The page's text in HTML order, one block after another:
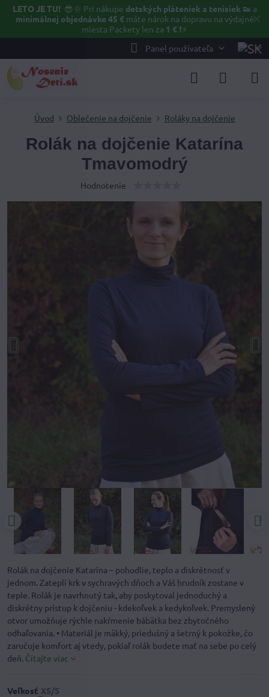
✕
LETO JE TU! 😎🌞 Pri nákupe detských pláteniek a tenisiek 👟 a
minimálnej objednávke 45 €máte nárok na dopravu na výdajné
miesta Packety len za 1 € ❗⚡️
Panel používateľa
Úvod Oblečenie na dojčenie Roláky na dojčenie
Rolák na dojčenie Katarína
Tmavomodrý
Hodnotenie
Rolák na dojčenie Katarína – pohodlie, teplo a diskrétnosť v
jednom. Zateplí krk v sychravých dňoch a Váš hrudník zostane v
teple. Rolák je navrhnutý tak, aby poskytoval jednoduchý a
diskrétny prístup k dojčeniu - kdekoľvek a kedykoľvek. Premyslený
otvor umožňuje rýchle nakŕmenie bábätka bez zbytočného
odhaľovania. • Materiál je mäkký, priedušný a šetrný k pokožke, čo
zaručuje komfort aj vtedy, pokiaľ rolák budete mať na sebe po celý
deň. Čítajte viac
Veľkosť